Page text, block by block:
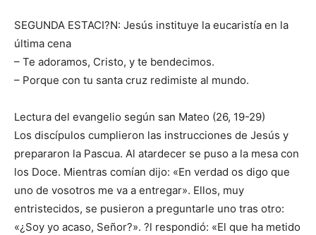
SEGUNDA ESTACI?N: Jesús instituye la eucaristía en la
última cena
– Te adoramos, Cristo, y te bendecimos.
– Porque con tu santa cruz redimiste al mundo.
Lectura del evangelio según san Mateo (26, 19-29)
Los discípulos cumplieron las instrucciones de Jesús y
prepararon la Pascua. Al atardecer se puso a la mesa con
los Doce. Mientras comían dijo: «En verdad os digo que
uno de vosotros me va a entregar». Ellos, muy
entristecidos, se pusieron a preguntarle uno tras otro:
«¿Soy yo acaso, Señor?». ?l respondió: «El que ha metido